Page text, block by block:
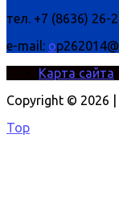
тел. +7 (8636) 26-
e-mail: o
Карта сайта
Copyright © 2026 |
Top